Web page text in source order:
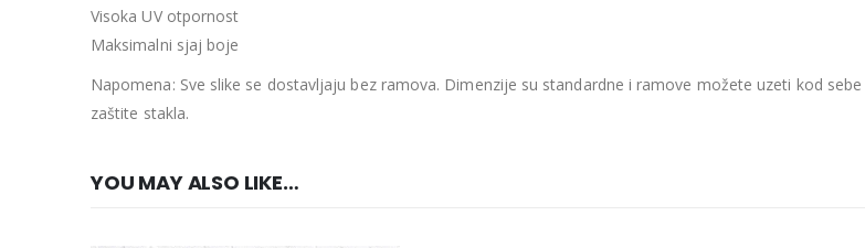
Visoka UV otpornost
Maksimalni sjaj boje
Napomena: Sve slike se dostavljaju bez ramova. Dimenzije su standardne i ramove možete uzeti kod
zaštite stakla.
YOU MAY ALSO LIKE…